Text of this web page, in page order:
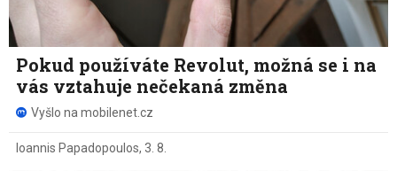
Pokud používáte Revolut, možná se i na
vás vztahuje nečekaná změna
Vyšlo na mobilenet.cz
Ioannis Papadopoulos, 3. 8.